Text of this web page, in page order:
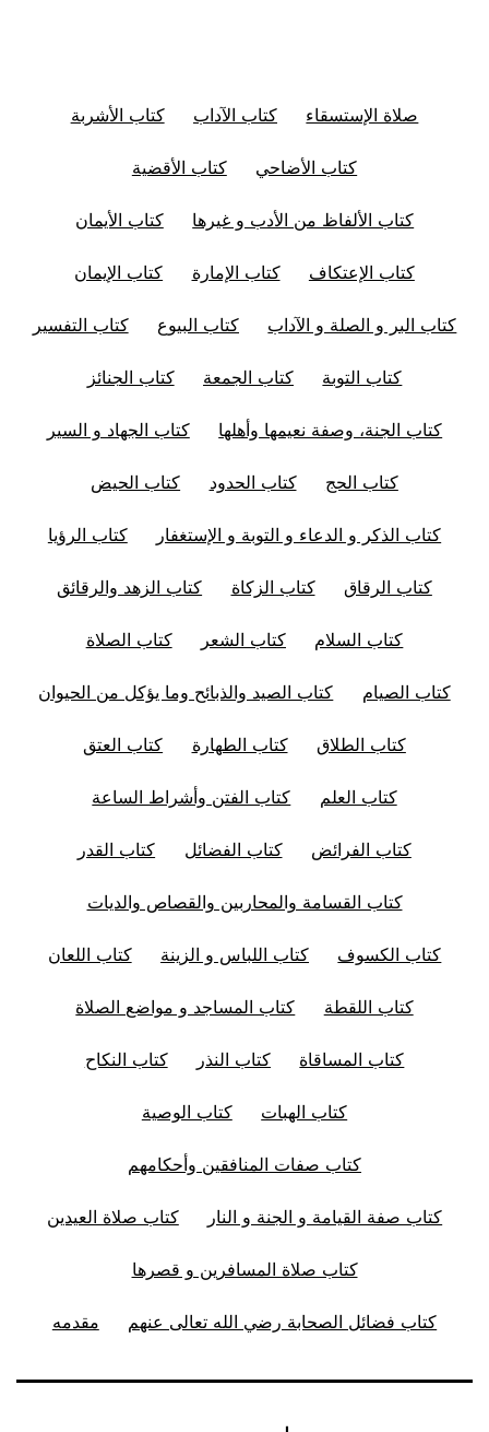
صلاة الإستسقاء كتاب الآداب كتاب الأشربة
كتاب الأضاحي كتاب الأقضية
كتاب الألفاظ من الأدب و غيرها كتاب الأيمان
كتاب الإعتكاف كتاب الإمارة كتاب الإيمان
كتاب البر و الصلة و الآداب كتاب البيوع كتاب التفسير
كتاب التوبة كتاب الجمعة كتاب الجنائز
كتاب الجنة، وصفة نعيمها وأهلها كتاب الجهاد و السير
كتاب الحج كتاب الحدود كتاب الحيض
كتاب الذكر و الدعاء و التوبة و الإستغفار كتاب الرؤيا
كتاب الرقاق كتاب الزكاة كتاب الزهد والرقائق
كتاب السلام كتاب الشعر كتاب الصلاة
كتاب الصيام كتاب الصيد والذبائح وما يؤكل من الحيوان
كتاب الطلاق كتاب الطهارة كتاب العتق
كتاب العلم كتاب الفتن وأشراط الساعة
كتاب الفرائض كتاب الفضائل كتاب القدر
كتاب القسامة والمحاربين والقصاص والديات
كتاب الكسوف كتاب اللباس و الزينة كتاب اللعان
كتاب اللقطة كتاب المساجد و مواضع الصلاة
كتاب المساقاة كتاب النذر كتاب النكاح
كتاب الهبات كتاب الوصية
كتاب صفات المنافقين وأحكامهم
كتاب صفة القيامة و الجنة و النار كتاب صلاة العيدين
كتاب صلاة المسافرين و قصرها
كتاب فضائل الصحابة رضي الله تعالى عنهم مقدمه